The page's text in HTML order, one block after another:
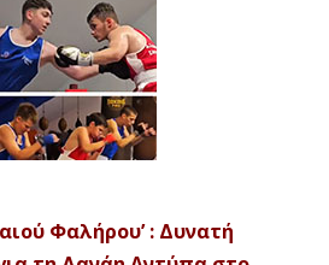
Φαλήρου’ : Δυνατή